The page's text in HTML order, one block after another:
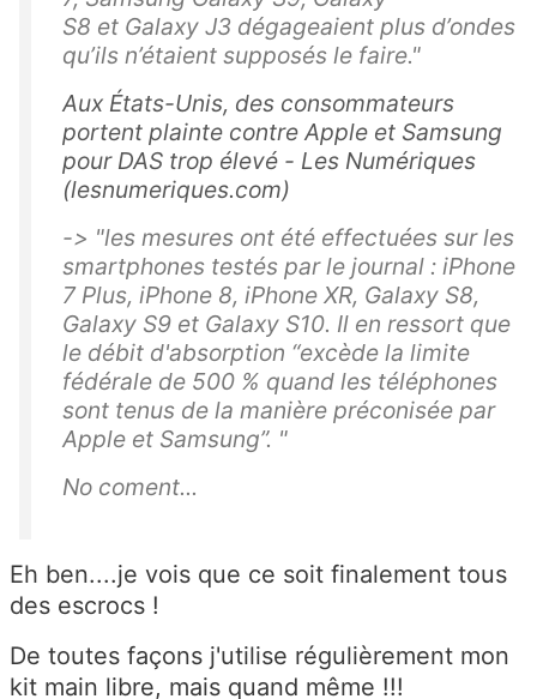
S8 et Galaxy J3 dégageaient plus d’ondes
qu’ils n’étaient supposés le faire."
Aux États-Unis, des consommateurs
portent plainte contre Apple et Samsung
pour DAS trop élevé - Les Numériques
(lesnumeriques.com)
-> "les mesures ont été effectuées sur les
smartphones testés par le journal : iPhone
7 Plus, iPhone 8, iPhone XR, Galaxy S8,
Galaxy S9 et Galaxy S10. Il en ressort que
le débit d'absorption “excède la limite
fédérale de 500 % quand les téléphones
sont tenus de la manière préconisée par
Apple et Samsung”. "
No coment...
Eh ben....je vois que ce soit finalement tous
des escrocs !
De toutes façons j'utilise régulièrement mon
kit main libre, mais quand même !!!